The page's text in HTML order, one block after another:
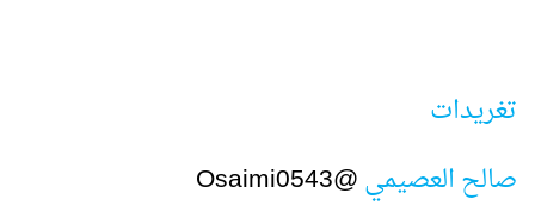
تغريدات
صالح العصيمي@
Osaimi0543